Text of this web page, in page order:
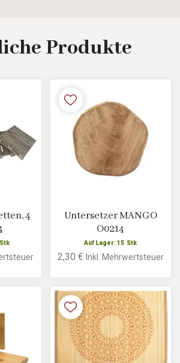
Produkte
4
Untersetzer MANGO
O0214
Auf Lager: 15 Stk
2,30 € Inkl. Mehrwertsteuer